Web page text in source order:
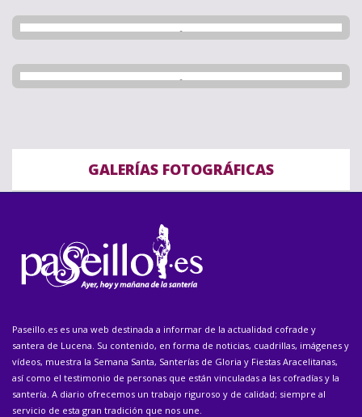
GALERÍAS FOTOGRÁFICAS
Paseillo.es es una web destinada a informar de la actualidad cofrade y
santera de Lucena. Su contenido, en forma de noticias, cuadrillas, imágenes y
vídeos, muestra la Semana Santa, Santerías de Gloria y Fiestas Aracelitanas,
así como el testimonio de personas que están vinculadas a las cofradías y la
santería. A diario ofrecemos un trabajo riguroso y de calidad; siempre al
servicio de esta gran tradición que nos une.